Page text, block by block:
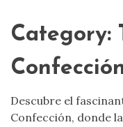
Category:
Descubre el
Confección, donde